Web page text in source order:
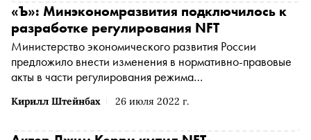
Крюкову и искусствоведа и основателя галереи
современного искусства pop/off/art Сергея Попова.
Они поговорили о современном арт-рынке, пользе
коллекционирования для личностного роста, а также
разрушили мифы о том, что личная коллекция искусства
— это привилегия узкого круга людей
Кирилл Штейнбах 26 июля 2022 г.
«Ъ»: Минэкономразвития подключилось к
разработке регулирования NFT
Министерство экономического развития России
предложило внести изменения в нормативно-правовые
акты в части регулирования режима
рабочей группы по нормативному регулированию. Об